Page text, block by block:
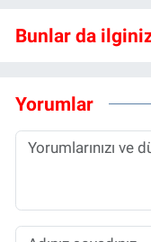
Bunlar da
Yorumlar